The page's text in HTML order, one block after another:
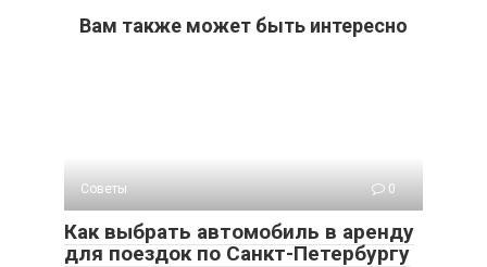
Вам также может быть интересно
Советы 0
Как выбрать автомобиль в аренду
для поездок по Санкт-Петербургу